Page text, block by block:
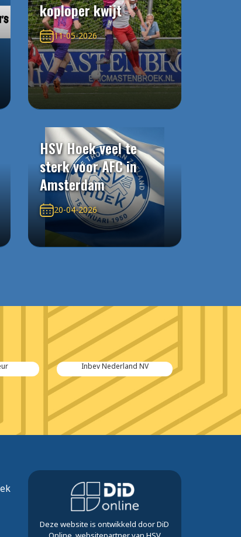
koploper kwijt
11-05-2026
HSV Hoek veel te
sterk voor AFC in
Amsterdam
20-04-2026
Inbev Nederland NV
Deze website is ontwikkeld door DiD